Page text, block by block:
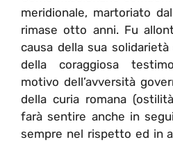
meridionale, martoriato
rimase otto anni. Fu
causa della sua
della coraggiosa
motivo dell’avversità
della curia romana
farà sentire anche in
sempre nel rispetto ed in